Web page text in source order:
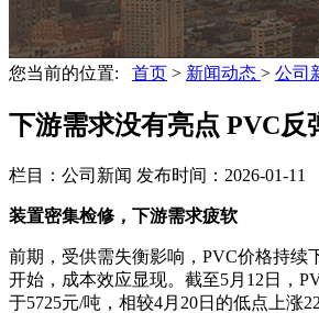
您当前的位置: 首页 > 新闻动态 > 公司
下游需求没有亮点 PVC反
栏目：公司新闻 发布时间：2026-01-11
装置密集检修，下游需求疲软
前期，受供需失衡影响，PVC价格持续
开始，成本效应显现。截至5月12日，
于5725元/吨，相较4月20日的低点上涨